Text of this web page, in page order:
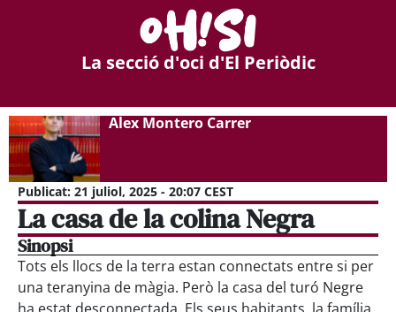
La secció d'oci d'El Periòdic
Alex Montero Carrer
Publicat: 21 juliol, 2025 - 20:07 CEST
La casa de la colina Negra
Sinopsi
Tots els llocs de la terra estan connectats entre si per
una teranyina de màgia. Però la casa del turó Negre